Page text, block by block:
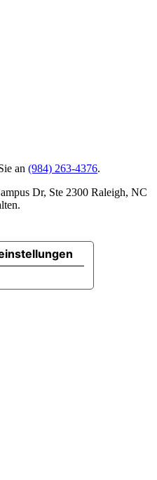
an (984) 263-4376.
Dr, Ste 2300 Raleigh, NC